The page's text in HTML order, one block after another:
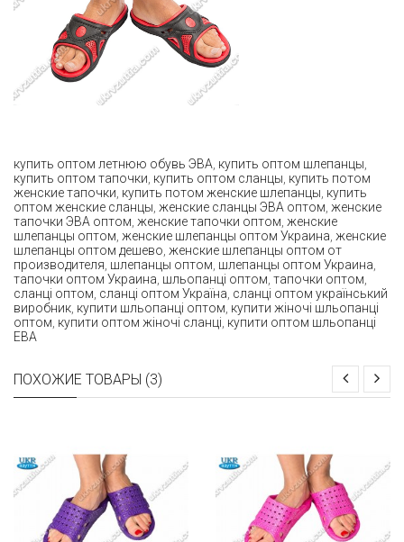
купить оптом летнюю обувь ЭВА купить оптом шлепанцы
купить оптом тапочки купить оптом сланцы купить потом
женские тапочки купить потом женские шлепанцы купить
оптом женские сланцы женские сланцы ЭВА оптом женские
тапочки ЭВА оптом женские тапочки оптом женские
шлепанцы оптом женские шлепанцы оптом Украина женские
шлепанцы оптом дешево женские шлепанцы оптом от
производителя шлепанцы оптом шлепанцы оптом Украина
тапочки оптом Украина шльопанці оптом тапочки оптом
сланці оптом сланці оптом Україна сланці оптом український
виробник купити шльопанці оптом купити жіночі шльопанці
оптом купити оптом жіночі сланці купити оптом шльопанці
ЕВА
ПОХОЖИЕ ТОВАРЫ (3)